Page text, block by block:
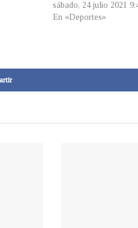
sábado, 24 julio 2021
En «Deportes»